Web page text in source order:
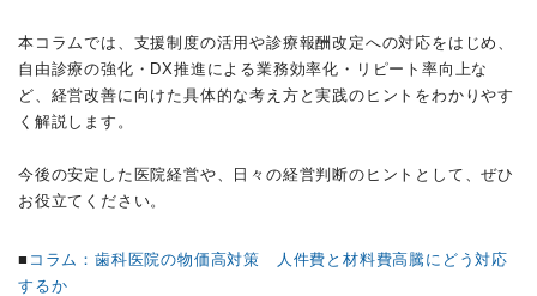
本コラムでは、支援制度の活用や診療報酬改定への対応をはじめ、
自由診療の強化・DX推進による業務効率化・リピート率向上な
ど、経営改善に向けた具体的な考え方と実践のヒントをわかりやす
く解説します。
今後の安定した医院経営や、日々の経営判断のヒントとして、ぜひ
お役立てください。
■ コラム：歯科医院の物価高対策 人件費と材料費高騰にどう対応
するか